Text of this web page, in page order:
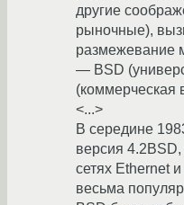
другие
рыночные),
размежевание
— BSD
(коммерческая
<...>
В середине
версия
сетях Ethernet
весьма